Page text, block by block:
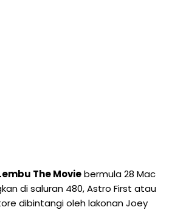
The Moviebermula 28 Mac
di saluran 480, Astro First atau
dibintangi oleh lakonan Joey